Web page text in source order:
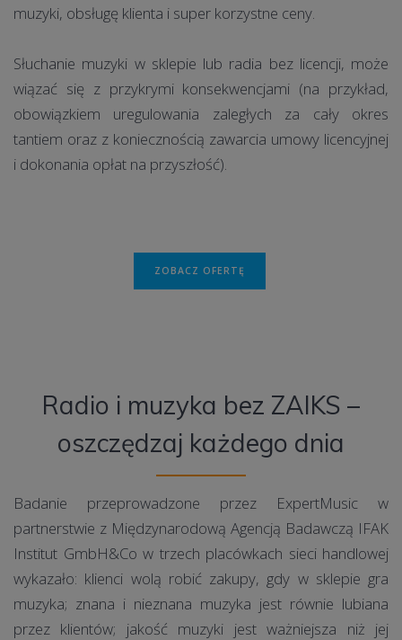
muzyki, obsługę klienta i super korzystne ceny.
Słuchanie muzyki w sklepie lub radia bez licencji, może
wiązać się z przykrymi konsekwencjami (na przykład,
obowiązkiem uregulowania zaległych za cały okres
tantiem oraz z koniecznością zawarcia umowy licencyjnej
i dokonania opłat na przyszłość).
ZOBACZ OFERTĘ
Radio i muzyka bez ZAIKS –
oszczędzaj każdego dnia
Badanie przeprowadzone przez ExpertMusic w
partnerstwie z Międzynarodową Agencją Badawczą IFAK
Institut GmbH&Co w trzech placówkach sieci handlowej
wykazało: klienci wolą robić zakupy, gdy w sklepie gra
muzyka; znana i nieznana muzyka jest równie lubiana
przez klientów; jakość muzyki jest ważniejsza niż jej